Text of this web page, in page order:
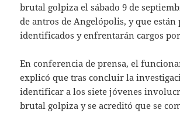
brutal golpiza el sábado 9 de
de antros de Angelópolis, y que están
identificados y enfrentarán cargos
En conferencia de prensa, el
explicó que tras concluir la
identificar a los siete jóvenes
brutal golpiza y se acreditó que se